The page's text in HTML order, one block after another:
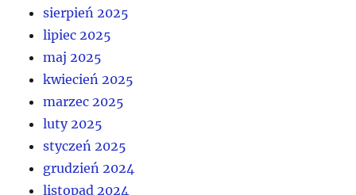
sierpień 2025
lipiec 2025
maj 2025
kwiecień 2025
marzec 2025
luty 2025
styczeń 2025
grudzień 2024
listopad 2024